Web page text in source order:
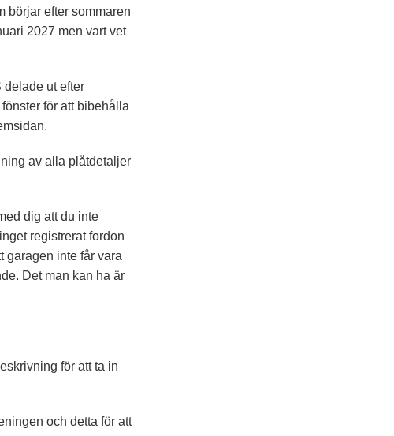
börjar efter sommaren
2027 men vart vet
delade ut efter
för att bibehålla
av alla plåtdetaljer
dig att du inte
registrerat fordon
garagen inte får vara
Det man kan ha är
för att ta in
och detta för att